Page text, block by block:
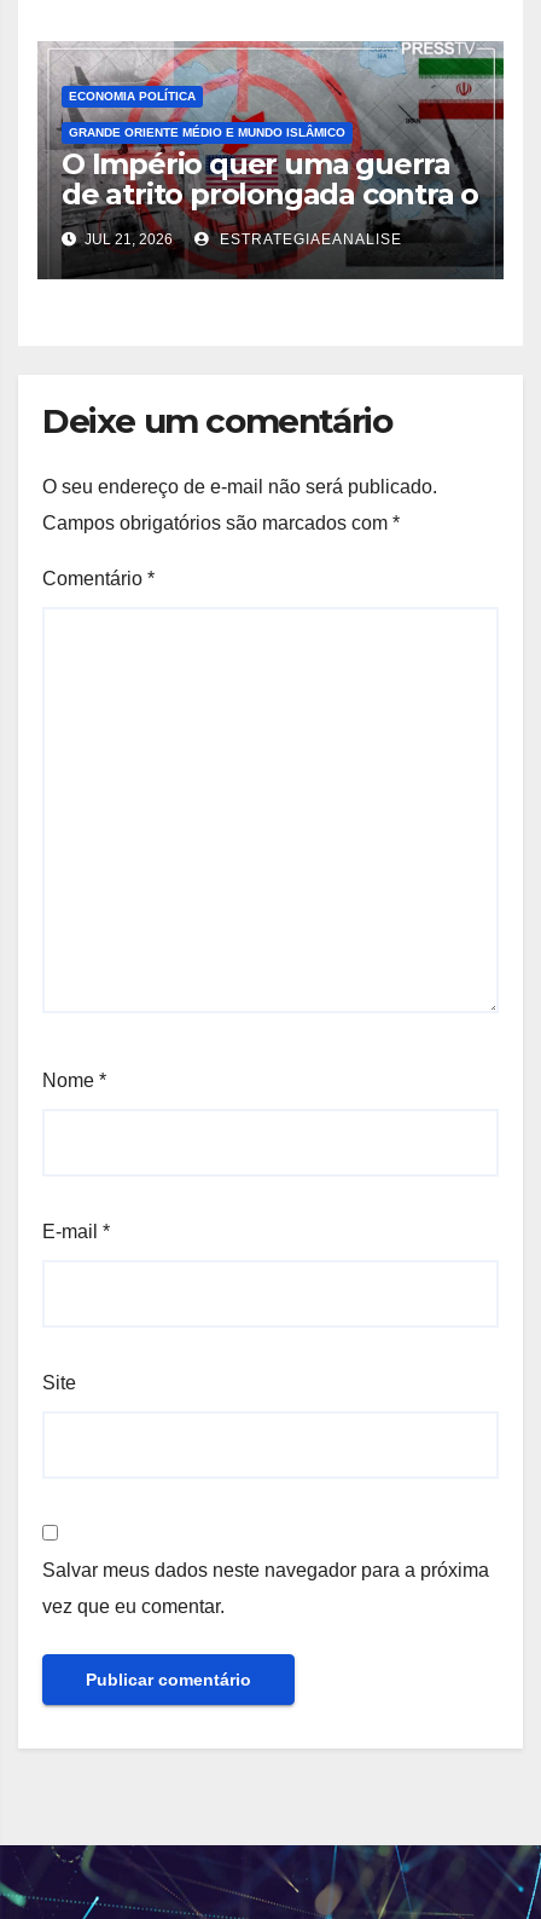
ECONOMIA POLÍTICA
GRANDE ORIENTE MÉDIO E MUNDO ISLÂMICO
O Império quer uma guerra
de atrito prolongada contra o
IrãJUL 21, 2026 ESTRATEGIAEANALISE
Deixe um comentário
O seu endereço de e-mail não será publicado.
Campos obrigatórios são marcados com *
Comentário *
Nome *
E-mail *
Site
Salvar meus dados neste navegador para a próxima
vez que eu comentar.